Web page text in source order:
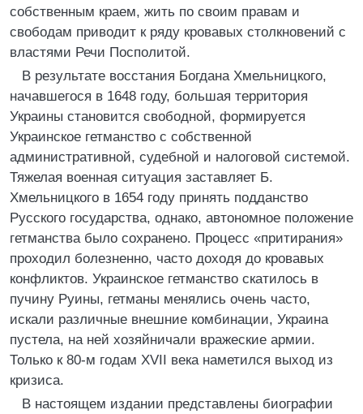
собственным краем, жить по своим правам и
свободам приводит к ряду кровавых столкновений с
властями Речи Посполитой.
В результате восстания Богдана Хмельницкого,
начавшегося в 1648 году, большая территория
Украины становится свободной, формируется
Украинское гетманство с собственной
административной, судебной и налоговой системой.
Тяжелая военная ситуация заставляет Б.
Хмельницкого в 1654 году принять подданство
Русского государства, однако, автономное положение
гетманства было сохранено. Процесс «притирания»
проходил болезненно, часто доходя до кровавых
конфликтов. Украинское гетманство скатилось в
пучину Руины, гетманы менялись очень часто,
искали различные внешние комбинации, Украина
пустела, на ней хозяйничали вражеские армии.
Только к 80-м годам XVII века наметился выход из
кризиса.
В настоящем издании представлены биографии